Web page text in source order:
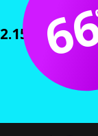
cursos